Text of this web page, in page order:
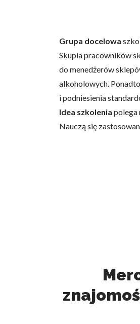
Grupa docelowa
Skupia pracowników
do menedżerów
alkoholowych.
i podniesienia
Idea szkolenia polega
Nauczą się